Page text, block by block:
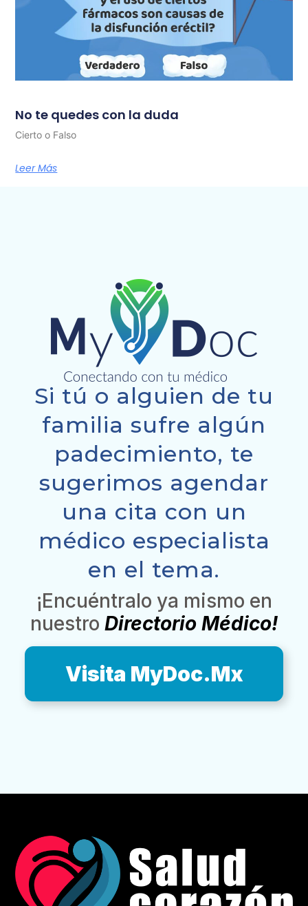
No te quedes con la duda
Cierto o Falso
Leer Más
Si tú o alguien de tu
familia sufre algún
padecimiento, te
sugerimos agendar
una cita con un
médico especialista
en el tema.
¡Encuéntralo ya mismo en
nuestro Directorio Médico!
Visita MyDoc.Mx